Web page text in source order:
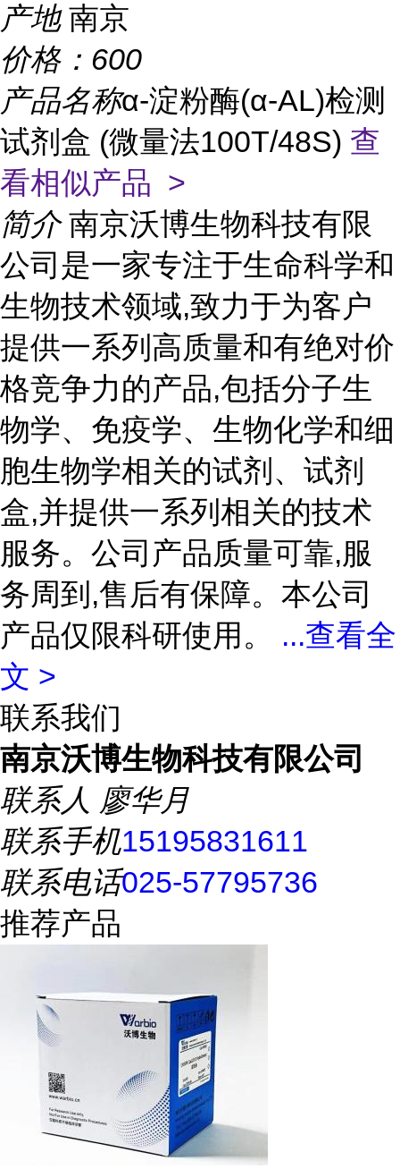
产地 南京
价格： 600
产品名称α-淀粉酶(α-AL)检测
试剂盒 (微量法100T/48S) 查
看相似产品 >
简介 南京沃博生物科技有限
公司是一家专注于生命科学和
生物技术领域,致力于为客户
提供一系列高质量和有绝对价
格竞争力的产品,包括分子生
物学、免疫学、生物化学和细
胞生物学相关的试剂、试剂
盒,并提供一系列相关的技术
服务。公司产品质量可靠,服
务周到,售后有保障。本公司
产品仅限科研使用。 ...查看全
文 >
联系我们
南京沃博生物科技有限公司
联系人 廖华月
联系手机15195831611
联系电话025-57795736
推荐产品